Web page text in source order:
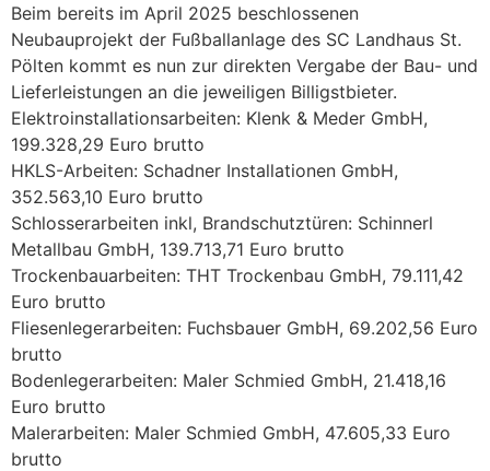
Beim bereits im April 2025 beschlossenen
Neubauprojekt der Fußballanlage des SC Landhaus St.
Pölten kommt es nun zur direkten Vergabe der Bau- und
Lieferleistungen an die jeweiligen Billigstbieter.
Elektroinstallationsarbeiten: Klenk & Meder GmbH,
199.328,29 Euro brutto
HKLS-Arbeiten: Schadner Installationen GmbH,
352.563,10 Euro brutto
Schlosserarbeiten inkl, Brandschutztüren: Schinnerl
Metallbau GmbH, 139.713,71 Euro brutto
Trockenbauarbeiten: THT Trockenbau GmbH, 79.111,42
Euro brutto
Fliesenlegerarbeiten: Fuchsbauer GmbH, 69.202,56 Euro
brutto
Bodenlegerarbeiten: Maler Schmied GmbH, 21.418,16
Euro brutto
Malerarbeiten: Maler Schmied GmbH, 47.605,33 Euro
brutto